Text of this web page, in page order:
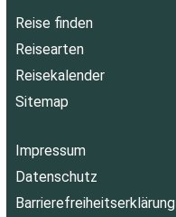
Reise finden
Reisearten
Reisekalender
Sitemap
Impressum
Datenschutz
Barrierefreiheitserklärung